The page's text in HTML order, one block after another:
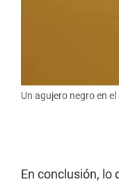
Un agujero negro en
En conclusión, lo